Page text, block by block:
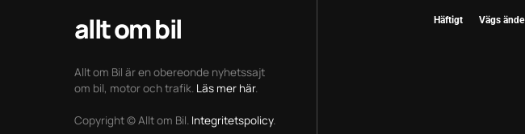
allt om bil
Allt om Bil är en obereonde nyhetssajt
om bil, motor och trafik. Läs mer här.
Copyright © Allt om Bil. Integritetspolicy.
Häftigt Vägs ände